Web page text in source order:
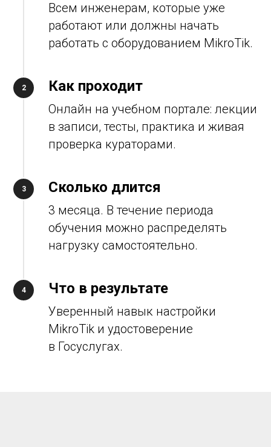
Всем инженерам, которые уже
работают или должны начать
работать с оборудованием MikroTik.
Как проходит
Онлайн на учебном портале: лекции
в записи, тесты, практика и живая
проверка кураторами.
Сколько длится
3 месяца. В течение периода
обучения можно распределять
нагрузку самостоятельно.
Что в результате
Уверенный навык настройки
MikroTik и удостоверение
в Госуслугах.